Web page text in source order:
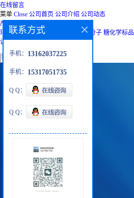
在线留言
菜单 Close 公司首页 公司介绍 公司动态
产品展厅
环境 群体感应信号分子 信号分子 糖化学标品
证书荣誉 联系方式 在线留言
联系方式
手机： 13162037225
手机： 15317051735
Q Q：
Q Q：